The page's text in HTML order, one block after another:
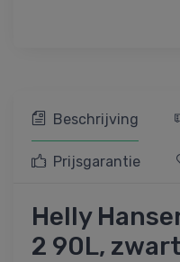
Beschrijving
Prijsgarantie
Helly
2 90L, zwart